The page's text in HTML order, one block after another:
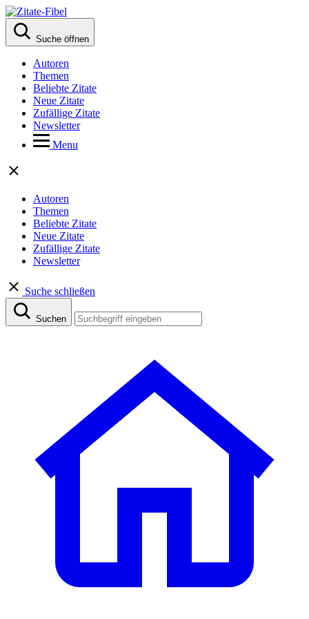
Suche öffnen
Autoren
Themen
Beliebte Zitate
Neue Zitate
Zufällige Zitate
Newsletter
Menu
Autoren
Themen
Beliebte Zitate
Neue Zitate
Zufällige Zitate
Newsletter
Suche schließen
Suchen